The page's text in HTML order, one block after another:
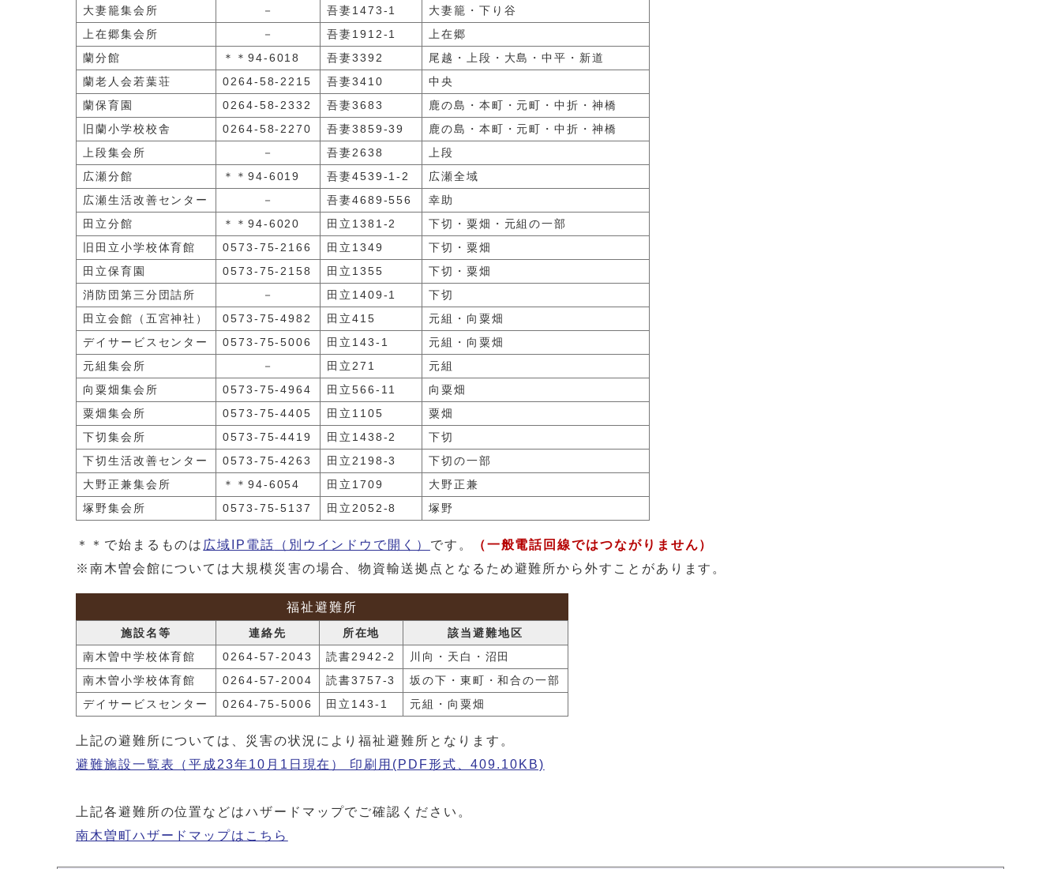
大妻籠集会所
－ 吾妻1473-1
大妻籠・下り谷
上在郷集会所
－ 吾妻1912-1
上在郷
蘭分館
＊＊94-6018 吾妻3392
尾越・上段・大島・中平・新道
蘭老人会若葉荘
0264-58-2215 吾妻3410
中央
蘭保育園
0264-58-2332 吾妻3683
鹿の島・本町・元町・中折・神橋
旧蘭小学校校舎
0264-58-2270 吾妻3859-39
鹿の島・本町・元町・中折・神橋
上段集会所
－ 吾妻2638
上段
広瀬分館
＊＊94-6019 吾妻4539-1-2
広瀬全域
広瀬生活改善センター
－ 吾妻4689-556
幸助
田立分館
＊＊94-6020 田立1381-2
下切・粟畑・元組の一部
旧田立小学校体育館
0573-75-2166 田立1349
下切・粟畑
田立保育園
0573-75-2158 田立1355
下切・粟畑
消防団第三分団詰所
－ 田立1409-1
下切
田立会館（五宮神社）
0573-75-4982 田立415
元組・向粟畑
デイサービスセンター
0573-75-5006 田立143-1
元組・向粟畑
元組集会所
－ 田立271
元組
向粟畑集会所
0573-75-4964 田立566-11
向粟畑
粟畑集会所
0573-75-4405 田立1105
粟畑
下切集会所
0573-75-4419 田立1438-2
下切
下切生活改善センター
0573-75-4263 田立2198-3
下切の一部
大野正兼集会所
＊＊94-6054 田立1709
大野正兼
塚野集会所
0573-75-5137 田立2052-8 塚野
＊＊で始まるものは 広域IP電話 （別ウインドウで開く） です。
（一般電話回線ではつながりません）
※南木曽会館については大規模災害の場合、物資輸送拠点となるため避難所から外すことがあります。
福祉避難所
施設名等 連絡先 所在地
該当避難地区
南木曽中学校体育館
0264-57-2043 読書2942-2
川向・天白・沼田
南木曽小学校体育館
0264-57-2004 読書3757-3
坂の下・東町・和合の一部
デイサービスセンター
0264-75-5006 田立143-1 元組・向粟畑
上記の避難所については、災害の状況により福祉避難所となります。
避難施設一覧表（平成23年10月1日現在） 印刷用(PDF形式、409.10KB)
上記各避難所の位置などはハザードマップでご確認ください。
南木曽町ハザードマップはこちら